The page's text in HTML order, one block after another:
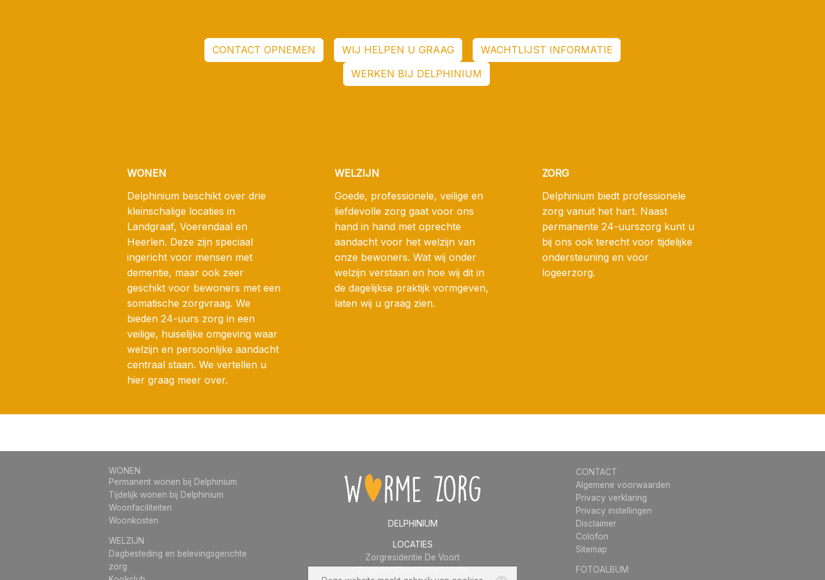
CONTACT OPNEMEN WIJ HELPEN U GRAAG
WACHTLIJST INFORMATIE
WERKEN BIJ DELPHINIUM
WONEN
Delphinium beschikt over drie
kleinschalige locaties in
Landgraaf, Voerendaal en
Heerlen. Deze zijn speciaal
ingericht voor mensen met
dementie, maar ook zeer
geschikt voor bewoners met een
somatische zorgvraag. We
bieden 24-uurs zorg in een
veilige, huiselijke omgeving waar
welzijn en persoonlijke aandacht
centraal staan. We vertellen u
hier graag meer over.
WELZIJN
Goede, professionele, veilige en
liefdevolle zorg gaat voor ons
hand in hand met oprechte
aandacht voor het welzijn van
onze bewoners. Wat wij onder
welzijn verstaan en hoe wij dit in
de dagelijkse praktijk vormgeven,
laten wij u graag zien.
ZORG
Delphinium biedt professionele
zorg vanuit het hart. Naast
permanente 24-uurszorg kunt u
bij ons ook terecht voor tijdelijke
ondersteuning en voor
logeerzorg.
WONEN
Permanent wonen bij Delphinium
Tijdelijk wonen bij Delphinium
Woonfaciliteiten
Woonkosten
WELZIJN
Dagbesteding en belevingsgerichte
zorg
DELPHINIUM
LOCATIES
Zorgresidentie De Voort
Zorghuis Onze Lieve Vrouw
CONTACT
Algemene voorwaarden
Privacy verklaring
Privacy instellingen
Disclaimer
Colofon
Sitemap
FOTOALBUM